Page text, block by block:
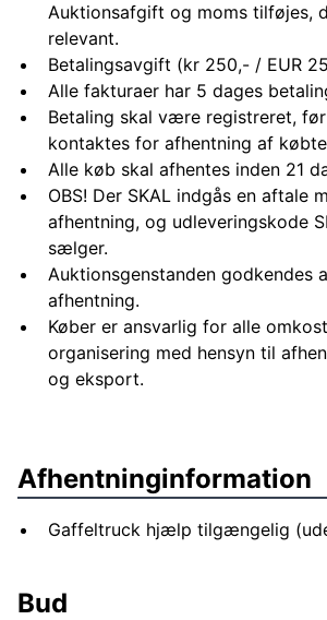
Auktionsafgift og moms tilføjes,
relevant.
Betalingsavgift (kr 250,- / EUR
Alle fakturaer har 5 dages
Betaling skal være registreret,
kontaktes for afhentning af
Alle køb skal afhentes inden 21
OBS! Der SKAL indgås en aftale
afhentning, og udleveringskode
sælger.
Auktionsgenstanden godkendes
afhentning.
Køber er ansvarlig for alle
organisering med hensyn til
og eksport.
Afhentninginformation
Gaffeltruck hjælp tilgængelig
Bud